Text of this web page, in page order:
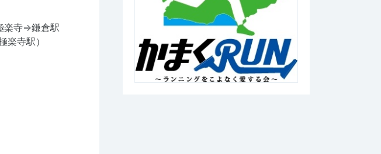
寺⇒鎌倉駅
寺駅）